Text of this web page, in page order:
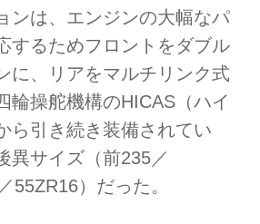
ンは、エンジンの大幅なパ
するためフロントをダブル
に、リアをマルチリンク式
輪操舵機構のHICAS（ハイ
ら引き続き装備されてい
異サイズ（前235／
55ZR16）だった。